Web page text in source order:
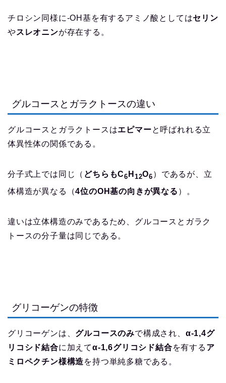
チロシン同様に-OH基を有するアミノ酸としてはセリン
やスレオニンが存在する。
グルコースとガラクトースの違い
グルコースとガラクトースはエピマーと呼ばれれる立
体異性体の関係である。
分子式上では同じ（ どちらもC6 H 12O6 ）であるが、立
体構造が異なる（4位のOH基の向きが異なる ）。
違いは立体構造のみであるため、グルコースとガラク
トースの分子量は同じである。
グリコーゲンの特徴
グリコーゲンは、 グルコースのみで構成され、 α-1,4グ
リコシド結合に加えてα-1,6グリコシド結合を有する ア
ミロペクチン様構造を持つ単純多糖である。